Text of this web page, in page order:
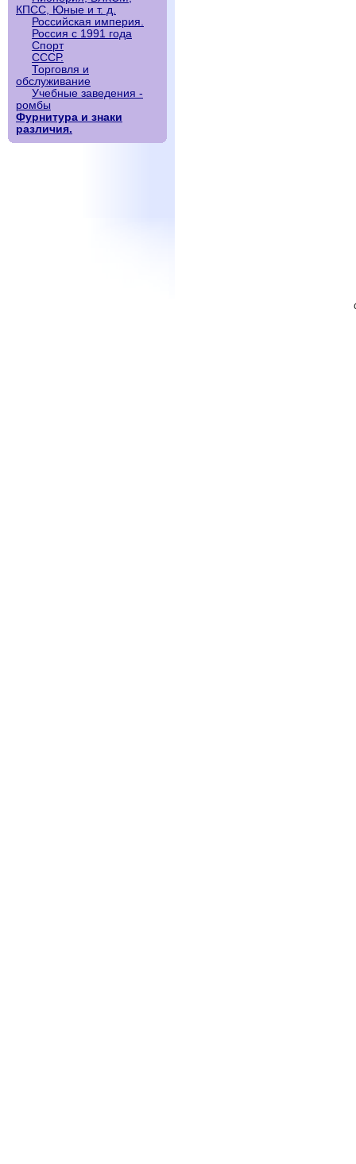
КПСС, Юные и т. д.
Российская империя.
Россия с 1991 года
Спорт
СССР.
Торговля и
обслуживание
Учебные заведения -
ромбы
Фурнитура и знаки
различия.